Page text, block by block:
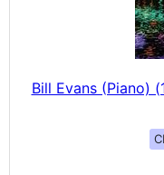
Bill Evans (Piano)